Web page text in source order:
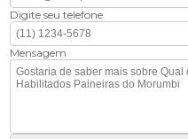
Digite seu telefone
Mensagem